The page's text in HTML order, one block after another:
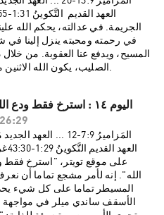
الجريمة. في عدالته، يحكم الله
في رحمته ومحبته ينزل إلينا
المسيح، ويدفع عنا العقوبة. من
الصليب، يكون الله الاثنين معا، عادلا ورحيما.
اليوم ١٤ : استرخ فقط ودع الله يكون هو الله
26:29
على موقع تويتر، "استرخ فقط
الله". إنه لأمر مشجع تماما أن
المسيطر تماما على كل شيء
الأسقف ساندي ميلر في مواجهة